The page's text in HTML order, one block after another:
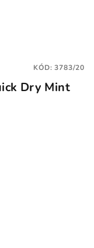
Dry Mint
KÓD:3783/20